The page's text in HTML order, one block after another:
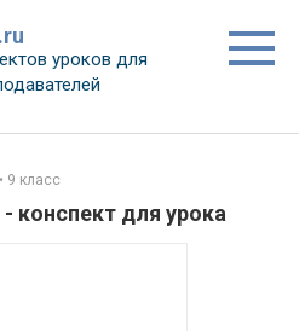
уроков для
• 9 класс
конспект для урока